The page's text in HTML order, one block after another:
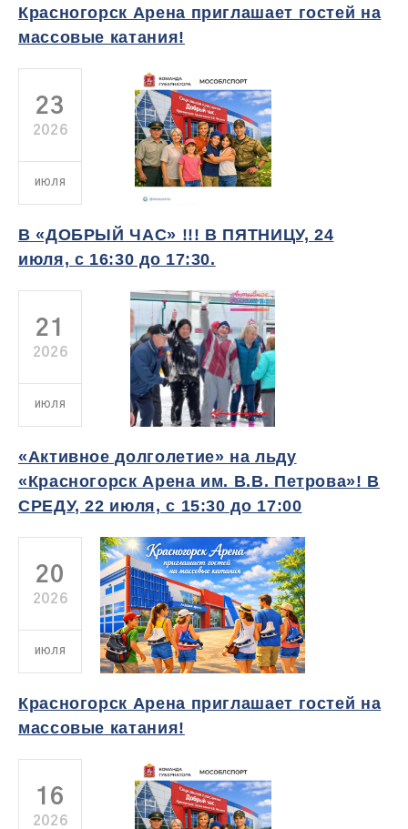
Красногорск Арена приглашает гостей на
массовые катания!
23
2026
ИЮЛЯ
В «ДОБРЫЙ ЧАС» !!! В ПЯТНИЦУ, 24
июля, с 16:30 до 17:30.
21
2026
ИЮЛЯ
«Активное долголетие» на льду
«Красногорск Арена им. В.В. Петрова»! В
СРЕДУ, 22 июля, с 15:30 до 17:00
20
2026
ИЮЛЯ
Красногорск Арена приглашает гостей на
массовые катания!
16
2026